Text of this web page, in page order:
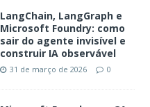
LangChain, LangGraph e
Microsoft Foundry: como
sair do agente invisível e
construir IA observável
31 de março de 2026 0